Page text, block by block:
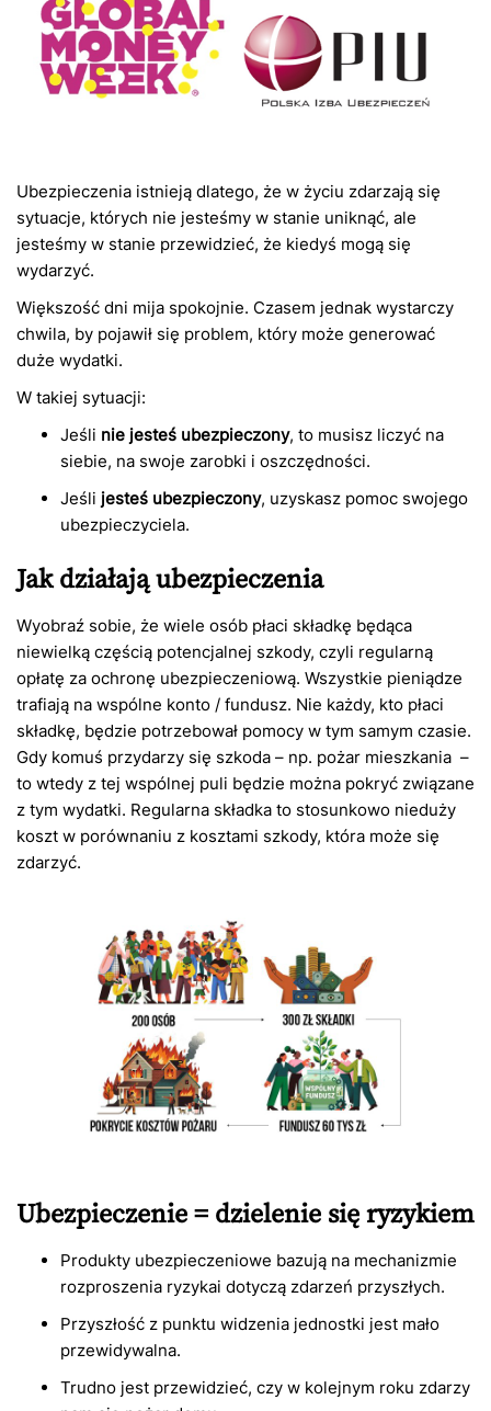
Ubezpieczenia istnieją dlatego, że w życiu zdarzają się
sytuacje, których nie jesteśmy w stanie uniknąć, ale
jesteśmy w stanie przewidzieć, że kiedyś mogą się
wydarzyć.
Większość dni mija spokojnie. Czasem jednak wystarczy
chwila, by pojawił się problem, który może generować
duże wydatki.
W takiej sytuacji:
Jeśli nie jesteś ubezpieczony, to musisz liczyć na
siebie, na swoje zarobki i oszczędności.
Jeśli jesteś ubezpieczony, uzyskasz pomoc swojego
ubezpieczyciela.
Jak działają ubezpieczenia
Wyobraź sobie, że wiele osób płaci składkę będąca
niewielką częścią potencjalnej szkody, czyli regularną
opłatę za ochronę ubezpieczeniową. Wszystkie pieniądze
trafiają na wspólne konto / fundusz. Nie każdy, kto płaci
składkę, będzie potrzebował pomocy w tym samym czasie.
Gdy komuś przydarzy się szkoda – np. pożar mieszkania –
to wtedy z tej wspólnej puli będzie można pokryć związane
z tym wydatki. Regularna składka to stosunkowo nieduży
koszt w porównaniu z kosztami szkody, która może się
zdarzyć.
Ubezpieczenie = dzielenie się ryzykiem
Produkty ubezpieczeniowe bazują na mechanizmie
rozproszenia ryzykai dotyczą zdarzeń przyszłych.
Przyszłość z punktu widzenia jednostki jest mało
przewidywalna.
Trudno jest przewidzieć, czy w kolejnym roku zdarzy